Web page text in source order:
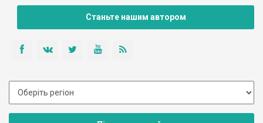
Станьте нашим автором